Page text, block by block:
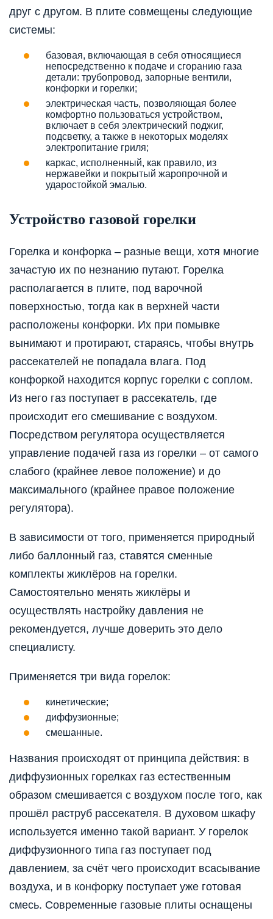
друг с другом. В плите совмещены следующие
системы:
базовая, включающая в себя относящиеся
непосредственно к подаче и сгоранию газа
детали: трубопровод, запорные вентили,
конфорки и горелки;
электрическая часть, позволяющая более
комфортно пользоваться устройством,
включает в себя электрический поджиг,
подсветку, а также в некоторых моделях
электропитание гриля;
каркас, исполненный, как правило, из
нержавейки и покрытый жаропрочной и
ударостойкой эмалью.
Устройство газовой горелки
Горелка и конфорка – разные вещи, хотя многие
зачастую их по незнанию путают. Горелка
располагается в плите, под варочной
поверхностью, тогда как в верхней части
расположены конфорки. Их при помывке
вынимают и протирают, стараясь, чтобы внутрь
рассекателей не попадала влага. Под
конфоркой находится корпус горелки с соплом.
Из него газ поступает в рассекатель, где
происходит его смешивание с воздухом.
Посредством регулятора осуществляется
управление подачей газа из горелки – от самого
слабого (крайнее левое положение) и до
максимального (крайнее правое положение
регулятора).
В зависимости от того, применяется природный
либо баллонный газ, ставятся сменные
комплекты жиклёров на горелки.
Самостоятельно менять жиклёры и
осуществлять настройку давления не
рекомендуется, лучше доверить это дело
специалисту.
Применяется три вида горелок:
кинетические;
диффузионные;
смешанные.
Названия происходят от принципа действия: в
диффузионных горелках газ естественным
образом смешивается с воздухом после того, как
прошёл раструб рассекателя. В духовом шкафу
используется именно такой вариант. У горелок
диффузионного типа газ поступает под
давлением, за счёт чего происходит всасывание
воздуха, и в конфорку поступает уже готовая
смесь. Современные газовые плиты оснащены